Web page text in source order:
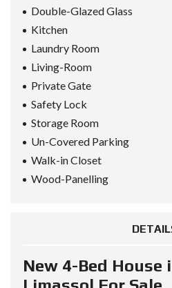
Double-Glazed Glass
Kitchen
Laundry Room
Living-Room
Private Gate
Safety Lock
Storage Room
Un-Covered Parking
Walk-in Closet
Wood-Panelling
New 4-Bed